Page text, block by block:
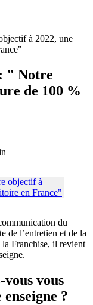
à 2022, une
" Notre
de 100 %
du
de l’entretien et de la
la Franchise, il revient
vous
?